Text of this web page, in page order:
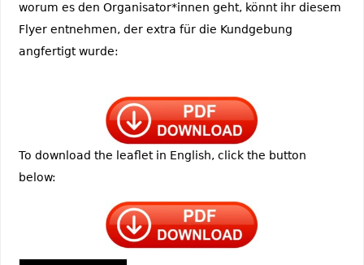
worum es den Organisator*innen geht, könnt ihr diesem
Flyer entnehmen, der extra für die Kundgebung
angfertigt wurde:
To download the leaflet in English, click the button
below: